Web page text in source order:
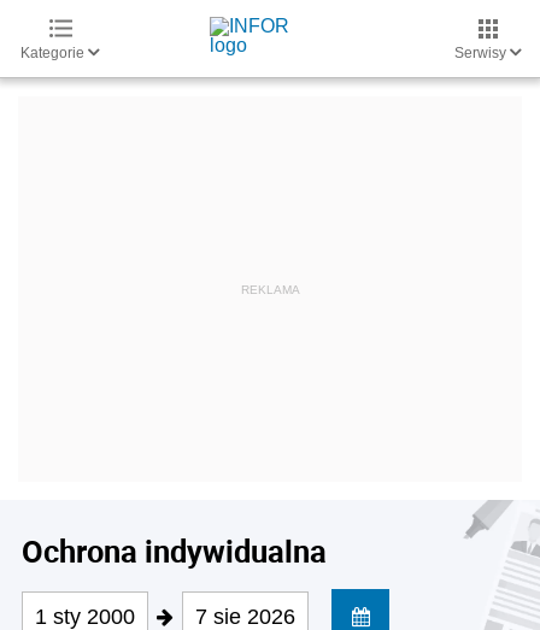
Kategorie Serwisy
Ochrona indywidualna
1 sty 2000 7 sie 2026